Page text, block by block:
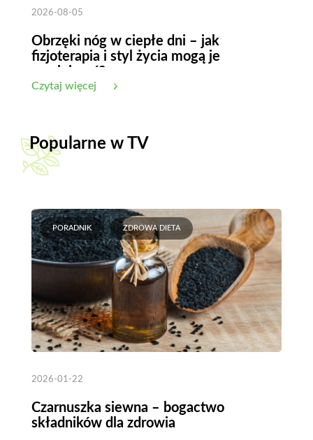
2026-08-05
Obrzęki nóg w ciepłe dni – jak
fizjoterapia i styl życia mogą je
zmniejszyć?
Czytaj więcej
Popularne w TV
PORADNIK ZDROWA DIETA
2026-01-22
Czarnuszka siewna – bogactwo
składników dla zdrowia